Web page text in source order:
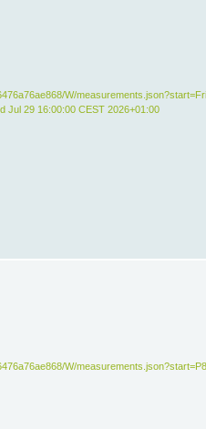
W/
Jul 29 16:00:00 CEST 2026+01:00
W/